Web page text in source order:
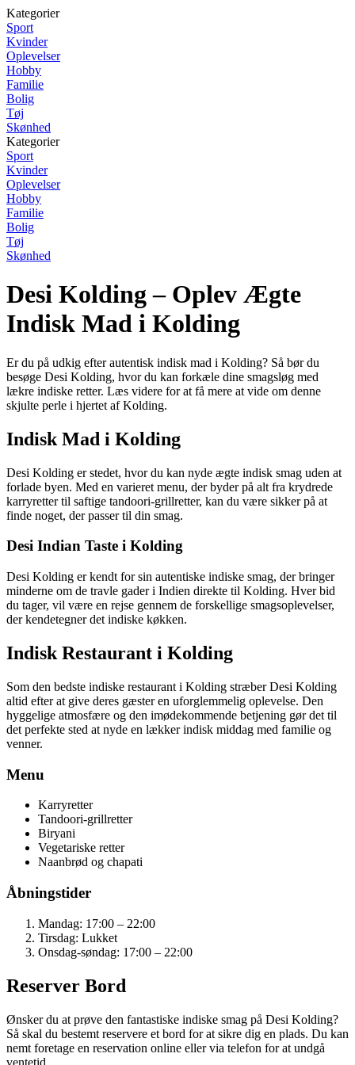
Kategorier
Sport
Kvinder
Oplevelser
Hobby
Familie
Bolig
Tøj
Skønhed
Kategorier
Sport
Kvinder
Oplevelser
Hobby
Familie
Bolig
Tøj
Skønhed
Desi Kolding – Oplev Ægte
Indisk Mad i Kolding
Er du på udkig efter autentisk indisk mad i Kolding? Så bør du
besøge Desi Kolding, hvor du kan forkæle dine smagsløg med
lækre indiske retter. Læs videre for at få mere at vide om denne
skjulte perle i hjertet af Kolding.
Indisk Mad i Kolding
Desi Kolding er stedet, hvor du kan nyde ægte indisk smag uden at
forlade byen. Med en varieret menu, der byder på alt fra krydrede
karryretter til saftige tandoori-grillretter, kan du være sikker på at
finde noget, der passer til din smag.
Desi Indian Taste i Kolding
Desi Kolding er kendt for sin autentiske indiske smag, der bringer
minderne om de travle gader i Indien direkte til Kolding. Hver bid
du tager, vil være en rejse gennem de forskellige smagsoplevelser,
der kendetegner det indiske køkken.
Indisk Restaurant i Kolding
Som den bedste indiske restaurant i Kolding stræber Desi Kolding
altid efter at give deres gæster en uforglemmelig oplevelse. Den
hyggelige atmosfære og den imødekommende betjening gør det til
det perfekte sted at nyde en lækker indisk middag med familie og
venner.
Menu
Karryretter
Tandoori-grillretter
Biryani
Vegetariske retter
Naanbrød og chapati
Åbningstider
Mandag: 17:00 – 22:00
Tirsdag: Lukket
Onsdag-søndag: 17:00 – 22:00
Reserver Bord
Ønsker du at prøve den fantastiske indiske smag på Desi Kolding?
Så skal du bestemt reservere et bord for at sikre dig en plads. Du kan
nemt foretage en reservation online eller via telefon for at undgå
ventetid.